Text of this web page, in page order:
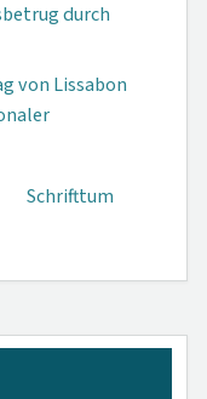
durch
von Lissabon
Schrifttum